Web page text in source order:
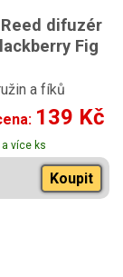
difuzér
Fig
a fíků
139 Kč
více ks
Koupit